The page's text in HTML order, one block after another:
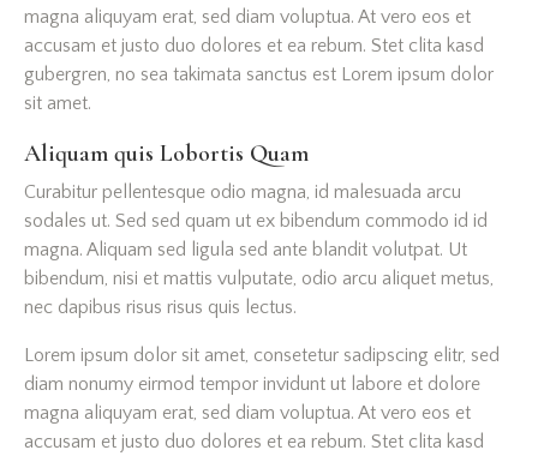
magna aliquyam erat, sed diam voluptua. At vero eos et
accusam et justo duo dolores et ea rebum. Stet clita kasd
gubergren, no sea takimata sanctus est Lorem ipsum dolor
sit amet.
Aliquam quis Lobortis Quam
Curabitur pellentesque odio magna, id malesuada arcu
sodales ut. Sed sed quam ut ex bibendum commodo id id
magna. Aliquam sed ligula sed ante blandit volutpat. Ut
bibendum, nisi et mattis vulputate, odio arcu aliquet metus,
nec dapibus risus risus quis lectus.
Lorem ipsum dolor sit amet, consetetur sadipscing elitr, sed
diam nonumy eirmod tempor invidunt ut labore et dolore
magna aliquyam erat, sed diam voluptua. At vero eos et
accusam et justo duo dolores et ea rebum. Stet clita kasd